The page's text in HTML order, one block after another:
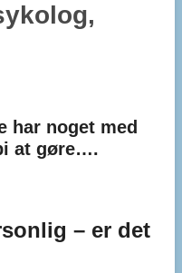
har noget med
at gøre….
– er det